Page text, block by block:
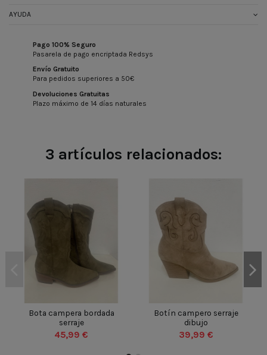
AYUDA
Pago 100% Seguro
Pasarela de pago encriptada Redsys
Envío Gratuito
Para pedidos superiores a 50€
Devoluciones Gratuitas
Plazo máximo de 14 días naturales
3 artículos relacionados:
Bota campera bordada
serraje
45,99 €
VERDEBEIGE
35 36 37
38
41
Botín campero serraje
dibujo
39,99 €
35 36 37
38
41